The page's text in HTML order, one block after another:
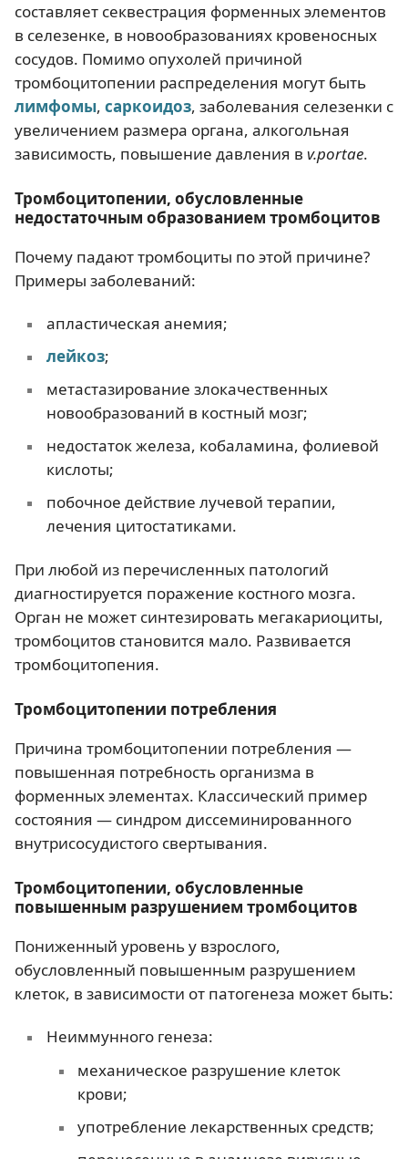
составляет секвестрация форменных элементов
в селезенке, в новообразованиях кровеносных
сосудов. Помимо опухолей причиной
тромбоцитопении распределения могут быть
лимфомы, саркоидоз, заболевания селезенки с
увеличением размера органа, алкогольная
зависимость, повышение давления в v.portae.
Тромбоцитопении, обусловленные
недостаточным образованием тромбоцитов
Почему падают тромбоциты по этой причине?
Примеры заболеваний:
апластическая анемия;
лейкоз;
метастазирование злокачественных
новообразований в костный мозг;
недостаток железа, кобаламина, фолиевой
кислоты;
побочное действие лучевой терапии,
лечения цитостатиками.
При любой из перечисленных патологий
диагностируется поражение костного мозга.
Орган не может синтезировать мегакариоциты,
тромбоцитов становится мало. Развивается
тромбоцитопения.
Тромбоцитопении потребления
Причина тромбоцитопении потребления —
повышенная потребность организма в
форменных элементах. Классический пример
состояния — синдром диссеминированного
внутрисосудистого свертывания.
Тромбоцитопении, обусловленные
повышенным разрушением тромбоцитов
Пониженный уровень у взрослого,
обусловленный повышенным разрушением
клеток, в зависимости от патогенеза может быть:
Неиммунного генеза:
механическое разрушение клеток
крови;
употребление лекарственных средств;